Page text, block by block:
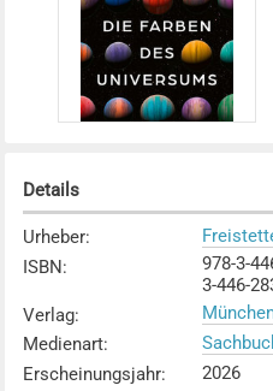
Details
Urheber:
ISBN:
978-3-
3-446-
Verlag:
Medienart:
Erscheinungsjahr: 2026